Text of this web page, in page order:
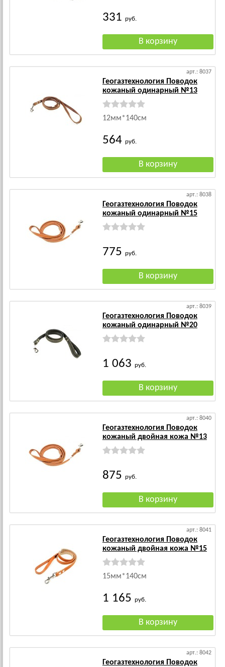
331 руб.
арт.: 8037
Геогазтехнология Поводок
кожаный одинарный №13
12мм*140см
564 руб.
арт.: 8038
Геогазтехнология Поводок
кожаный одинарный №15
775 руб.
арт.: 8039
Геогазтехнология Поводок
кожаный одинарный №20
1 063 руб.
арт.: 8040
Геогазтехнология Поводок
кожаный двойная кожа №13
875 руб.
арт.: 8041
Геогазтехнология Поводок
кожаный двойная кожа №15
15мм*140см
1 165 руб.
арт.: 8042
Геогазтехнология Поводок